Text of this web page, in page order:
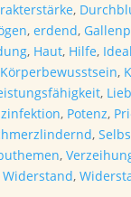
,
, erdend,
, Haut, Hilfe,
Körperbewusstsein,
,
, Potenz,
,
,
Widerstand,